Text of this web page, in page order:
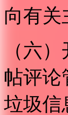
向有关
（六
帖评论
垃圾信